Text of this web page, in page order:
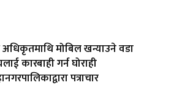
अधिकृतमाथि मोबिल खन्याउने वडा
कारबाही गर्न घोराही
पत्राचार